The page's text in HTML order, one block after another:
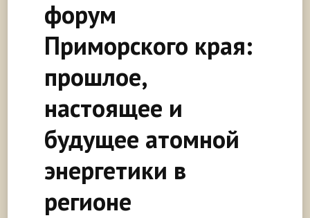
форум
Приморского края:
прошлое,
настоящее и
будущее атомной
энергетики в
регионе